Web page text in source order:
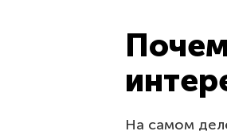
На самом